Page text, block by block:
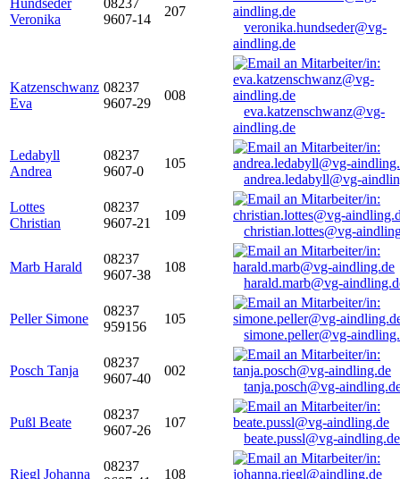
Hundseder
Veronika
08237
9607-14
207
veronika.hundseder@vg-
aindling.de
Katzenschwanz
Eva
08237
9607-29
008
eva.katzenschwanz@vg-
aindling.de
Ledabyll
Andrea
08237
9607-0
105
andrea.ledabyll@vg-
Lottes
Christian
08237
9607-21
109
christian.lottes@vg-
Marb Harald
08237
9607-38
108
harald.marb@vg-
Peller Simone
08237
959156
105
simone.peller@vg-
Posch Tanja
08237
9607-40
002
tanja.posch@vg-
Pußl Beate
08237
9607-26
107
beate.pussl@vg-aindling.de
Riegl Johanna
08237
108